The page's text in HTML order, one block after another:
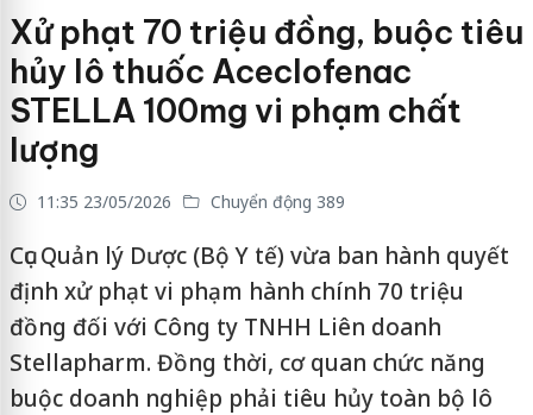
Xử phạt 70 triệu đồng, buộc tiêu
hủy lô thuốc Aceclofenac
STELLA 100mg vi phạm chất
lượng
11:35 23/05/2026 Chuyển động 389
Cục Quản lý Dược (Bộ Y tế) vừa ban hành quyết
định xử phạt vi phạm hành chính 70 triệu
đồng đối với Công ty TNHH Liên doanh
Stellapharm. Đồng thời, cơ quan chức năng
buộc doanh nghiệp phải tiêu hủy toàn bộ lô